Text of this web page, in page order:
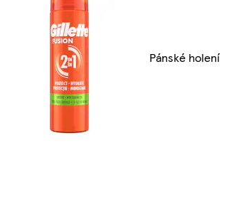
Pánské holení